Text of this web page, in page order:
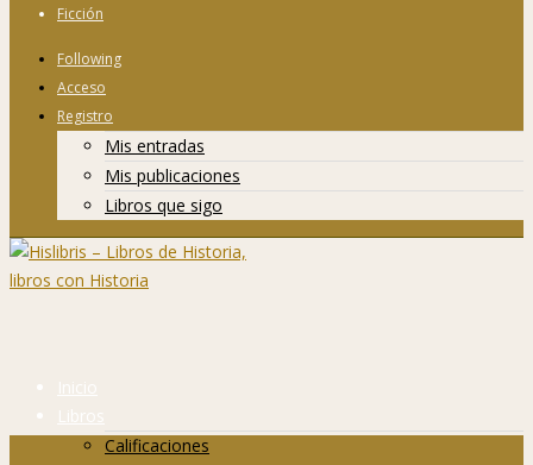
Ficción
Following
Acceso
Registro
Mis entradas
Mis publicaciones
Libros que sigo
Inicio
Libros
Calificaciones